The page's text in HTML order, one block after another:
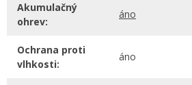
Akumulačný
ohrev:
áno
Ochrana proti
vlhkosti:
áno